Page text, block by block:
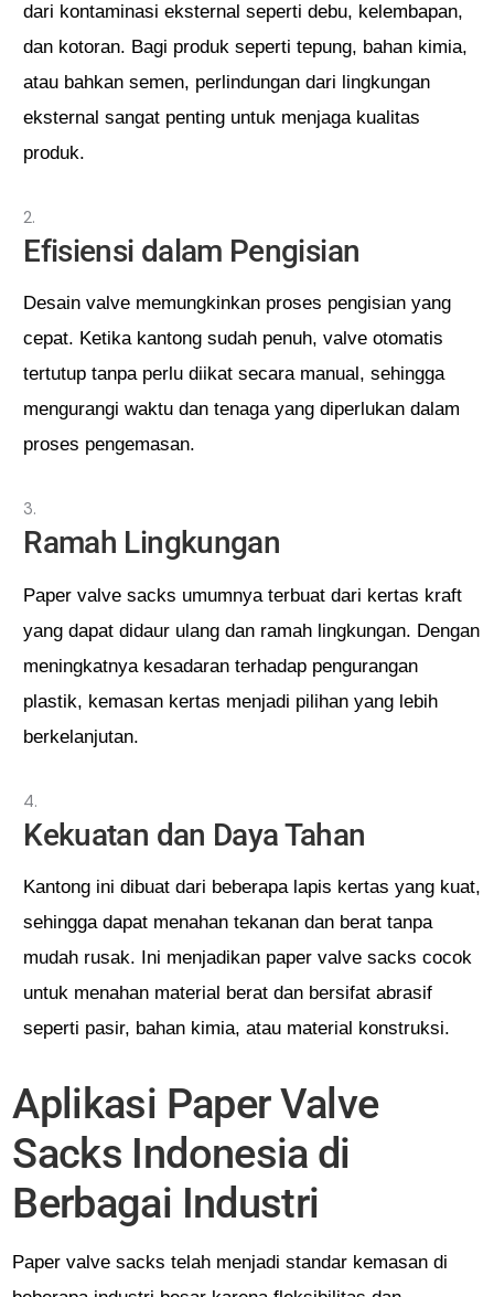
dari kontaminasi eksternal seperti debu, kelembapan,
dan kotoran. Bagi produk seperti tepung, bahan kimia,
atau bahkan semen, perlindungan dari lingkungan
eksternal sangat penting untuk menjaga kualitas
produk.
Efisiensi dalam Pengisian
Desain valve memungkinkan proses pengisian yang
cepat. Ketika kantong sudah penuh, valve otomatis
tertutup tanpa perlu diikat secara manual, sehingga
mengurangi waktu dan tenaga yang diperlukan dalam
proses pengemasan.
Ramah Lingkungan
Paper valve sacks umumnya terbuat dari kertas kraft
yang dapat didaur ulang dan ramah lingkungan. Dengan
meningkatnya kesadaran terhadap pengurangan
plastik, kemasan kertas menjadi pilihan yang lebih
berkelanjutan.
Kekuatan dan Daya Tahan
Kantong ini dibuat dari beberapa lapis kertas yang kuat,
sehingga dapat menahan tekanan dan berat tanpa
mudah rusak. Ini menjadikan paper valve sacks cocok
untuk menahan material berat dan bersifat abrasif
seperti pasir, bahan kimia, atau material konstruksi.
Aplikasi Paper Valve
Sacks Indonesia di
Berbagai Industri
Paper valve sacks telah menjadi standar kemasan di